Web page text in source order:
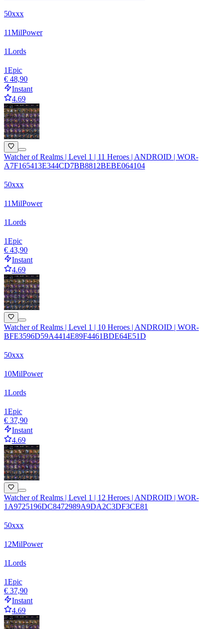
50xxx
11MilPower
1Lords
1Epic
€ 48,90
Instant
4.69
Watcher of Realms | Level 1 | 11 Heroes | ANDROID | WOR-
A7F165413E344CD7BB8812BEBE064104
50xxx
11MilPower
1Lords
1Epic
€ 43,90
Instant
4.69
Watcher of Realms | Level 1 | 10 Heroes | ANDROID | WOR-
BFE3596D59A4414E89F4461BDE64E51D
50xxx
10MilPower
1Lords
1Epic
€ 37,90
Instant
4.69
Watcher of Realms | Level 1 | 12 Heroes | ANDROID | WOR-
1A9725196DC8472989A9DA2C3DF3CE81
50xxx
12MilPower
1Lords
1Epic
€ 37,90
Instant
4.69